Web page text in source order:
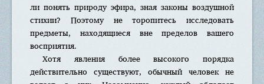
ли понять природу эфира, зная законы воздушной
стихии? Поэтому не торопитесь исследовать
предметы, находящиеся вне пределов вашего
восприятия.
Хотя явления более высокого порядка
действительно существуют, обычный человек не